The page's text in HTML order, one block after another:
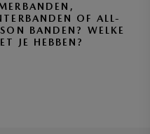
OF ALL-
BANDEN? WELKE
JE HEBBEN?